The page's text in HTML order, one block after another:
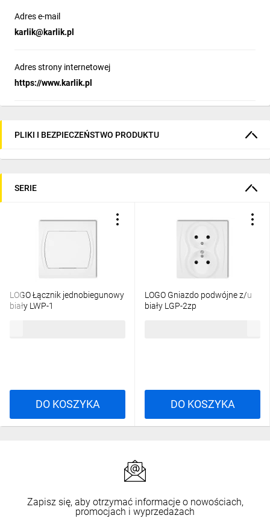
Adres e-mail
karlik@karlik.pl
Adres strony internetowej
https://www.karlik.pl
PLIKI I BEZPIECZEŃSTWO PRODUKTU
SERIE
LOGO Łącznik jednobiegunowy
biały LWP-1
DO KOSZYKA
LOGO Gniazdo podwójne z/u
biały LGP-2zp
DO KOSZYKA
Zapisz się, aby otrzymać informacje o nowościach,
promocjach i wyprzedażach